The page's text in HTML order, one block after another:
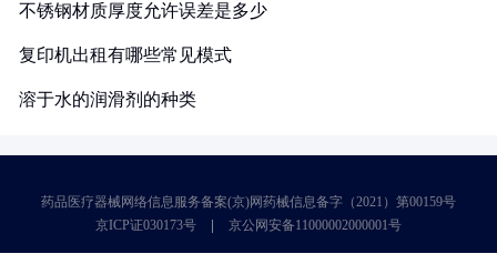
不锈钢材质厚度允许误差是多少
复印机出租有哪些常见模式
溶于水的润滑剂的种类
药品医疗器械网络信息服务备案(京)网药械信息备字（2021）第00159号
京ICP证030173号
京公网安备11000002000001号